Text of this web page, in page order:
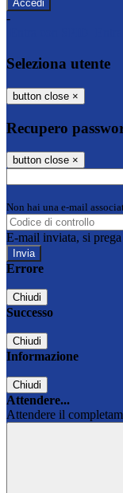
-
Seleziona utente
button close ×
Recupero
button close ×
Non hai una e-mail
E-mail inviata, si
Errore
Chiudi
Successo
Chiudi
Informazione
Chiudi
Attendere...
Attendere il